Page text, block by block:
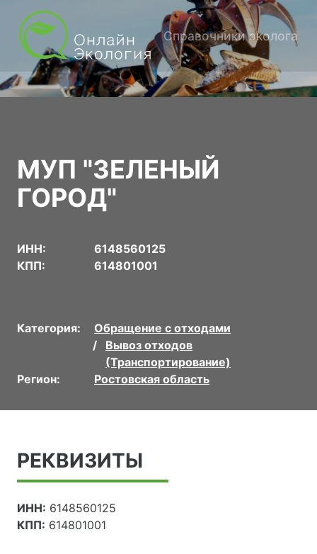
Справочники эколога
МУП "ЗЕЛЕНЫЙ
ГОРОД"
ИНН:
6148560125
КПП:
614801001
Категория:
Обращение с отходами
Вывоз отходов
(Транспортирование)
Регион:
Ростовская область
РЕКВИЗИТЫ
ИНН: 6148560125
КПП: 614801001